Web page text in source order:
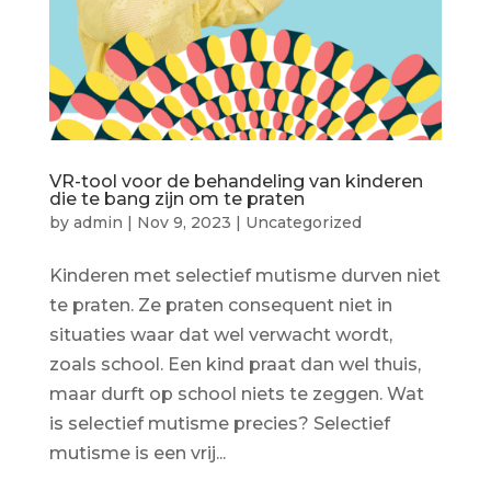
VR-tool voor de behandeling van kinderen
die te bang zijn om te praten
by admin | Nov 9, 2023 | Uncategorized
Kinderen met selectief mutisme durven niet
te praten. Ze praten consequent niet in
situaties waar dat wel verwacht wordt,
zoals school. Een kind praat dan wel thuis,
maar durft op school niets te zeggen. Wat
is selectief mutisme precies? Selectief
mutisme is een vrij...